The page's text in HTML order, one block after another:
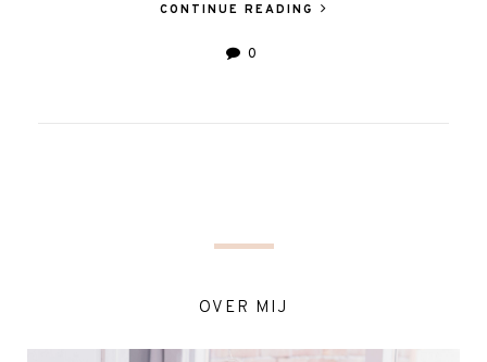
CONTINUE READING
0
OVER MIJ